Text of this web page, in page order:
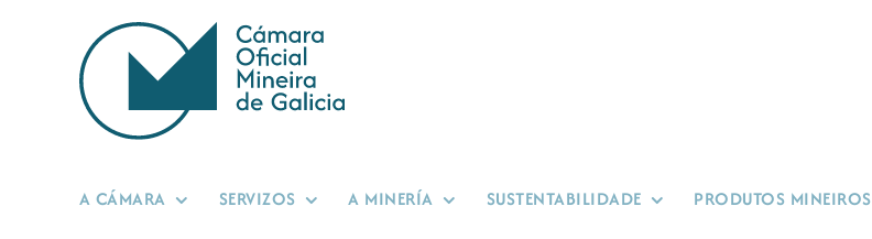
A CÁMARA SERVIZOS A MINERÍA SUSTENTABILIDADE PRODUTOS MINEIROS